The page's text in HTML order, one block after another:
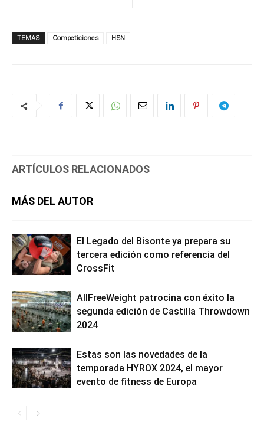
TEMAS Competiciones HSN
ARTÍCULOS RELACIONADOS
MÁS DEL AUTOR
El Legado del Bisonte ya prepara su
tercera edición como referencia del
CrossFit
AllFreeWeight patrocina con éxito la
segunda edición de Castilla Throwdown
2024
Estas son las novedades de la
temporada HYROX 2024, el mayor
evento de fitness de Europa